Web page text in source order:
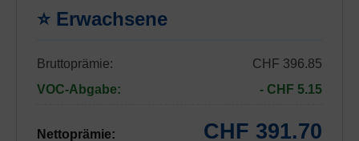
⭐ Erwachsene
Bruttoprämie:
CHF 396.85
VOC-Abgabe:
- CHF 5.15
Nettoprämie: CHF 391.70